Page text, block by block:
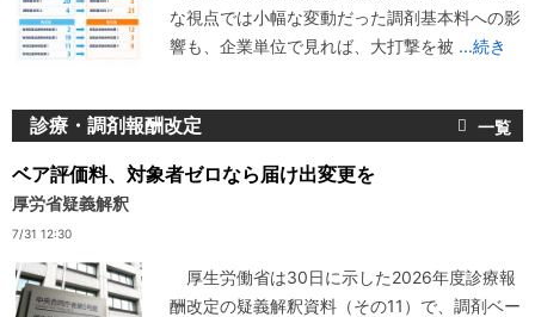
な視点では小幅な変動だった調剤基本料への影
響も、企業単位で見れば、大打撃を被 ...続き
診療・調剤報酬改定
ベア評価料、対象者ゼロなら届け出変更を
厚労省疑義解釈
7/31 12:30
厚生労働省は30日に示した2026年度診療報
酬改定の疑義解釈資料（その11）で、調剤ベー